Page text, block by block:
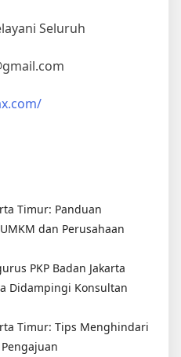
Seluruh
Timur: Panduan
dan Perusahaan
PKP Badan Jakarta
Didampingi Konsultan
Timur: Tips Menghindari